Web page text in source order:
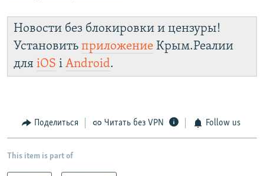
Новости без блокировки и цензуры!
Установить приложение Крым.Реалии
для iOS і Android.
Поделиться Читать без VPN Follow us
This item is part of